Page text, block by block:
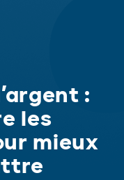
:
les
mieux